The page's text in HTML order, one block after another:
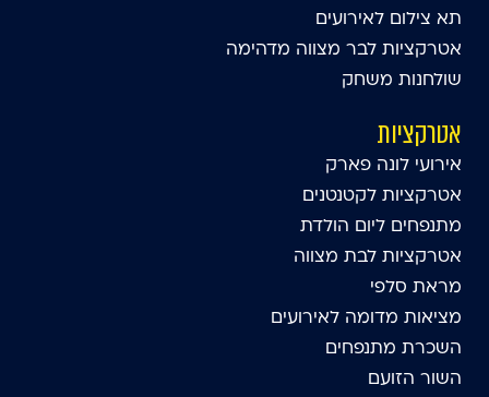
תא צילום לאירועים
אטרקציות לבר מצווה מדהימה
שולחנות משחק
אטרקציות
אירועי לונה פארק
אטרקציות לקטנטנים
מתנפחים ליום הולדת
אטרקציות לבת מצווה
מראת סלפי
מציאות מדומה לאירועים
השכרת מתנפחים
השור הזועם